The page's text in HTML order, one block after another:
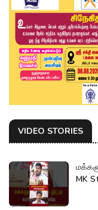
VIDEO STORIES
MK